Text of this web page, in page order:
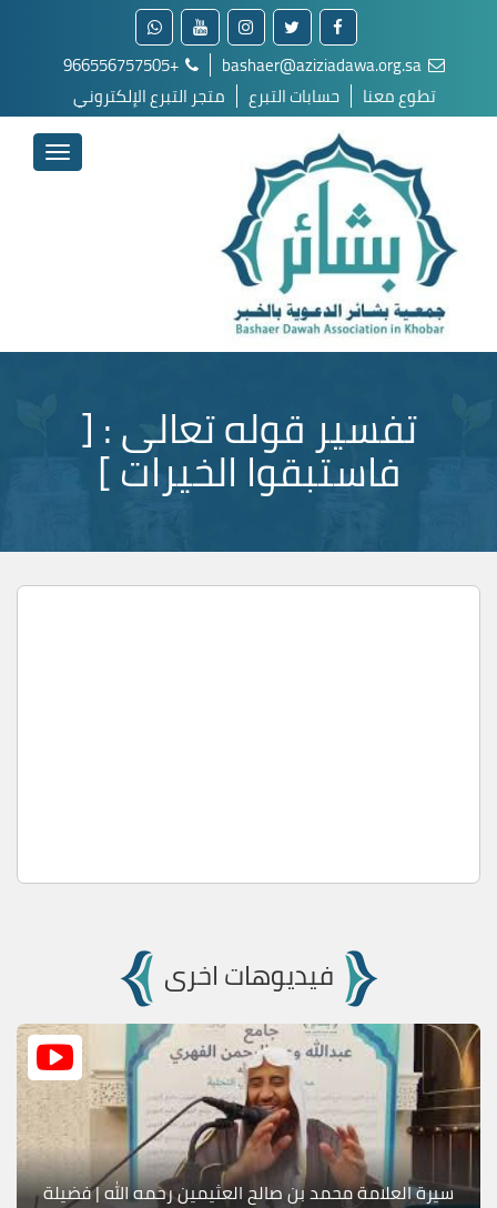
+966556757505
تطوع معنا
حسابات التبرع متجر التبرع الإلكتروني
تفسير قوله تعالى : [
فاستبقوا الخيرات ]
فيديوهات اخرى
سيرة العلامة محمد بن صالح العثيمين رحمه الله | فضيلة